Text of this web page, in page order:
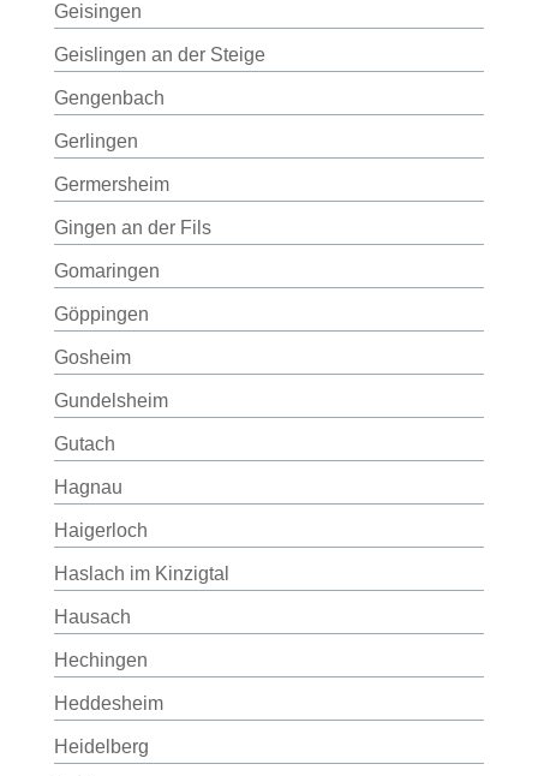
Geisingen
Geislingen an der Steige
Gengenbach
Gerlingen
Germersheim
Gingen an der Fils
Gomaringen
Göppingen
Gosheim
Gundelsheim
Gutach
Hagnau
Haigerloch
Haslach im Kinzigtal
Hausach
Hechingen
Heddesheim
Heidelberg